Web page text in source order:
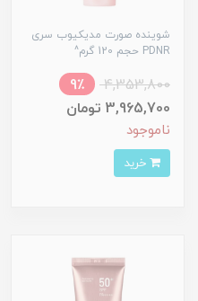
شوینده صورت مدیکیوب سری
PDNR حجم 120 گرم^
4,353,800
9٪
3,965,700 تومان
ناموجود